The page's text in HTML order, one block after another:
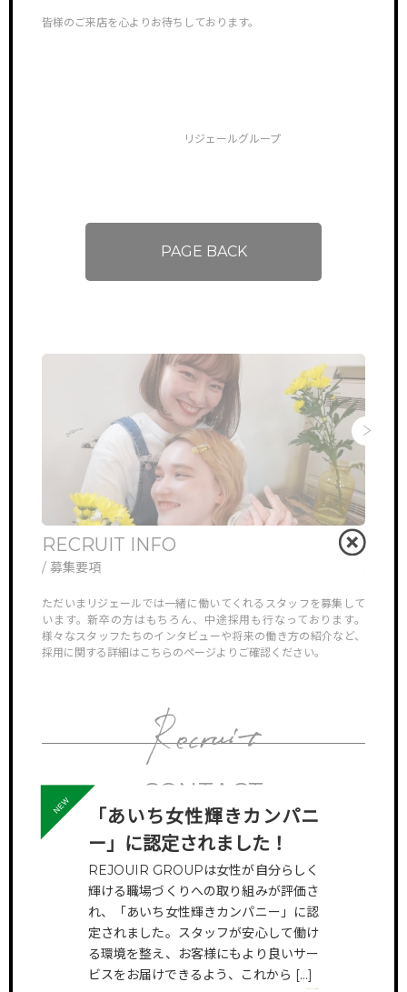
「あいち女性輝きカンパニ
ー」に認定されました！
REJOUIR GROUPは女性が自分らしく
輝ける職場づくりへの取り組みが評価さ
れ、「あいち女性輝きカンパニー」に認
定されました。スタッフが安心して働け
る環境を整え、お客様にもより良いサー
ビスをお届けできるよう、これから […]
VIEW MORE
皆様のご来店を心よりお待ちしております。
リジェールグループ
PAGE BACK
RECRUIT INFO
/ 募集要項
ただいまリジェールでは一緒に働いてくれるスタッフを募集して
います。新卒の方はもちろん、中途採用も行なっております。
様々なスタッフたちのインタビューや将来の働き方の紹介など、
採用に関する詳細はこちらのページよりご確認ください。
CONTACT
サロン見学のお申し込みや
お問い合わせはコチラ
LINEからお問い合わせ
お友だち追加後